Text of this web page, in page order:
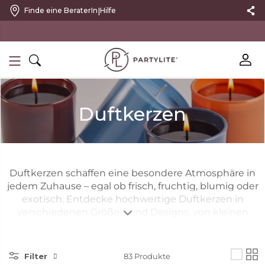
Finde eine BeraterIn|Hilfe
Duftkerzen
Duftkerzen schaffen eine besondere Atmosphäre in
jedem Zuhause – egal ob frisch, fruchtig, blumig oder
exotisch. Entdecke hochwertige Duftkerzen in
verschiedenen Größen und Designs, von kleinen
Abende, besondere Momente oder als stilvolle
Filter 83Produkte